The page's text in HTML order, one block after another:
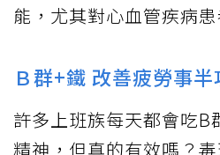
能，尤其對心血管疾病
Ｂ群+鐵 改善疲勞事半
許多上班族每天都會吃B
精神，但真的有效嗎？